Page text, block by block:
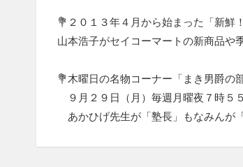
💐２０１３年４月から始まった「新鮮
山本浩子がセイコーマートの新商品や
💐木曜日の名物コーナー「まき男爵の
９月２９日（月）毎週月曜夜７時５
あかひげ先生が「塾長」もなみんが